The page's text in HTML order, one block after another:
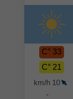
33 °C
21 °C
10 km/h
-